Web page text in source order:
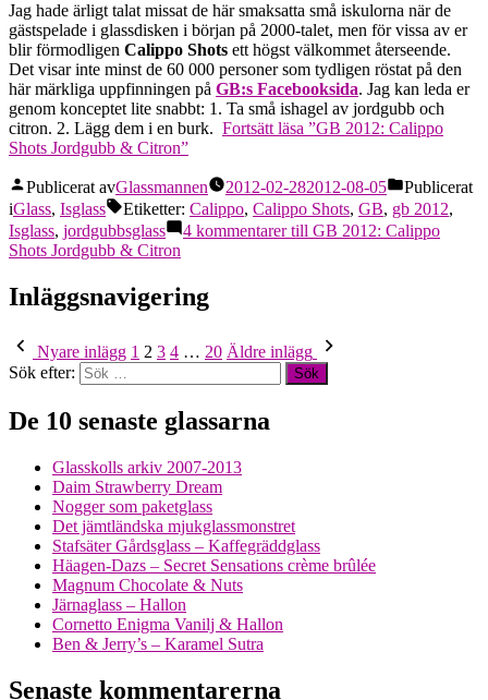
Jag hade ärligt talat missat de här smaksatta små iskulorna när de
gästspelade i glassdisken i början på 2000-talet, men för vissa av er
blir förmodligen Calippo Shots ett högst välkommet återseende.
Det visar inte minst de 60 000 personer som tydligen röstat på den
här märkliga uppfinningen på GB:s Facebooksida. Jag kan leda er
genom konceptet lite snabbt: 1. Ta små ishagel av jordgubb och
citron. 2. Lägg dem i en burk. Fortsätt läsa ”GB 2012: Calippo
Shots Jordgubb & Citron”
Publicerat avGlassmannen 2012-02-282012-08-05
Publicerat
iGlass, Isglass Etiketter: Calippo, Calippo Shots, GB, gb 2012,
Isglass, jordgubbsglass 4 kommentarertill GB 2012: Calippo
Shots Jordgubb & Citron
Inläggsnavigering
Nyare inlägg 1 2 3 4 … 20 Äldre inlägg
Sök efter:
De 10 senaste glassarna
Glasskolls arkiv 2007-2013
Daim Strawberry Dream
Nogger som paketglass
Det jämtländska mjukglassmonstret
Stafsäter Gårdsglass – Kaffegräddglass
Häagen-Dazs – Secret Sensations crème brûlée
Magnum Chocolate & Nuts
Järnaglass – Hallon
Cornetto Enigma Vanilj & Hallon
Ben & Jerry’s – Karamel Sutra
Senaste kommentarerna